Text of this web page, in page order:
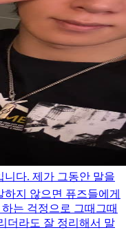
다. 제가 그동안 말을
지 않으면 퓨즈들에게
는 걱정으로 그때그때
더라도 잘 정리해서 말